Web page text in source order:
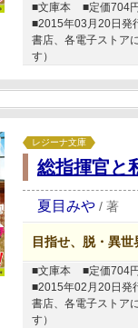
■文庫本
■定価704
■2015年03月20日発
書店、各電子ストア
す）
レジーナ文庫
総指揮官と
夏目みや / 著
目指せ、脱・異世
■文庫本
■定価704
■2015年02月20日発
書店、各電子ストア
す）